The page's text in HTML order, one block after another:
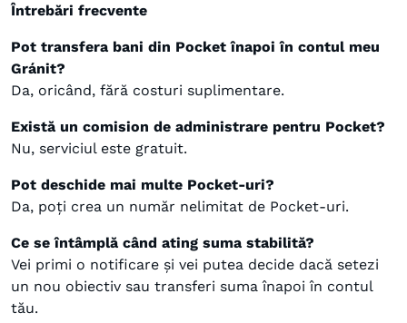
Întrebări frecvente
Pot transfera bani din Pocket înapoi în contul meu
Gránit?
Da, oricând, fără costuri suplimentare.
Există un comision de administrare pentru Pocket?
Nu, serviciul este gratuit.
Pot deschide mai multe Pocket-uri?
Da, poți crea un număr nelimitat de Pocket-uri.
Ce se întâmplă când ating suma stabilită?
Vei primi o notificare și vei putea decide dacă setezi
un nou obiectiv sau transferi suma înapoi în contul
tău.